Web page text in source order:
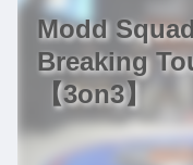
Modd
Breaking
【3on3】